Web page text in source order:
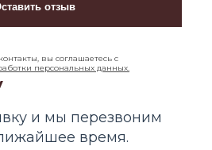
вы соглашаетесь с
персональных данных.
и мы перезвоним
время.